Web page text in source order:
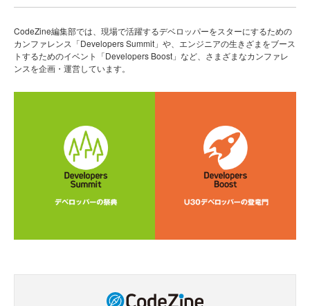
CodeZine編集部では、現場で活躍するデベロッパーをスターにするための
カンファレンス「Developers Summit」や、エンジニアの生きざまをブース
トするためのイベント「Developers Boost」など、さまざまなカンファレ
ンスを企画・運営しています。